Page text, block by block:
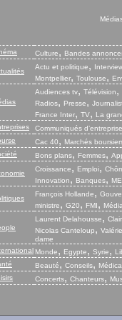
Culture, Bandes
Actu et politique,
Montpellier, Toulouse,
Audiences tv, Télévision,
Radios, Presse,
France Inter, TV, La
Communiqués
Cac 40, Marchés
Bons plans, Femmes,
Croissance, Emploi,
Innovation, Banques,
François Hollande,
ministre, G20, FMI,
Laurent Delahousse,
Nicolas Canteloup,
dame
Monde, Egypte, Syrie,
Beauté, Conseils,
Concerts, Chanteurs,